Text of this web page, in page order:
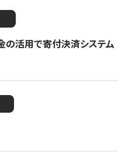
の活用で寄付決済システム